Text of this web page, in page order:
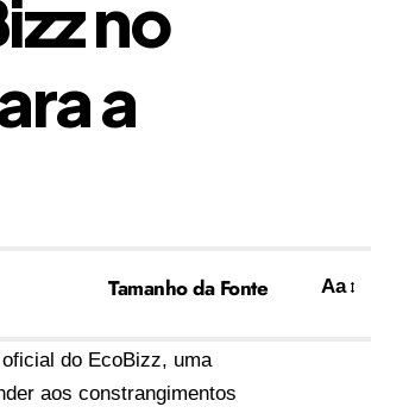
no
a
Tamanho da Fonte Aa
do EcoBizz, uma
aos constrangimentos